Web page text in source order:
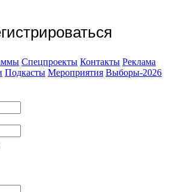
Спецпроекты Контакты Реклама
Подкасты Мероприятия Выборы-2026